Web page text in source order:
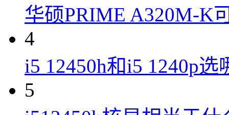
华硕PRIME A320M-K
4
i5 12450h和i5 1240p选
5